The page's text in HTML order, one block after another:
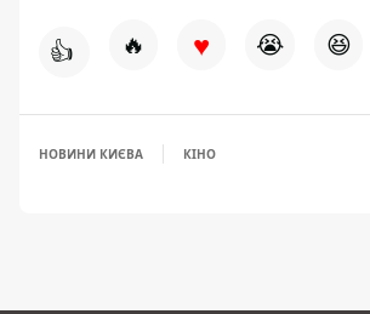
👍 🔥 ♥ 😭 😆
НОВИНИ КИЄВА КІНО